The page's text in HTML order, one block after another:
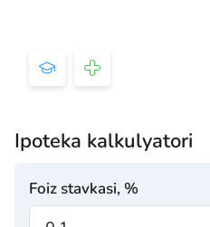
Ipoteka kalkulyatori
Foiz stavkasi, %